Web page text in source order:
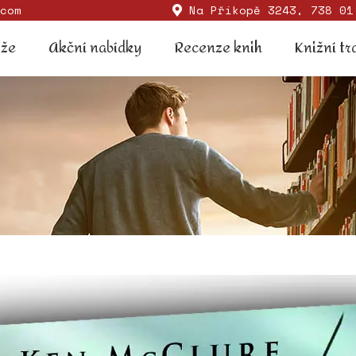
Na Příkopě 3243, 738
Akční nabídky Recenze knih Knižní
Akční nabídky Recenze knih